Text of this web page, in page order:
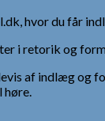
hvor du får
i retorik og
af indlæg